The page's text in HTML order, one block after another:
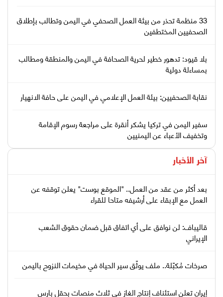
33 منظمة تحذر من بيئة العمل الصحفي في اليمن وتطالب بإطلاق
الصحفيين المختطفين
بلا قيود: تدهور خطير لحرية الصحافة في اليمن والمنطقة ومطالب
بمساءلة دولية
نقابة الصحفيين: بيئة العمل الإعلامي في اليمن على حافة الانهيار
سفير اليمن في تركيا يشكر أنقرة على مراجعة رسوم الإقامة
وتخفيف الأعباء عن اليمنيين
آخر الأخبار
بعد أكثر من عقد من العمل.. "الموقع بوست" يعلن توقفه عن
العمل مع الإبقاء على أرشيفه متاحا للقراء
قاليباف: لن نوافق على أي اتفاق قبل ضمان حقوق الشعب
الإيراني
صرخات مُكبّلة.. ملف يوثّق سير الحياة في مخيمات النزوح باليمن
إيران تعلن استئناف إنتاج الغاز في ثلاث منصات بحقل بارس